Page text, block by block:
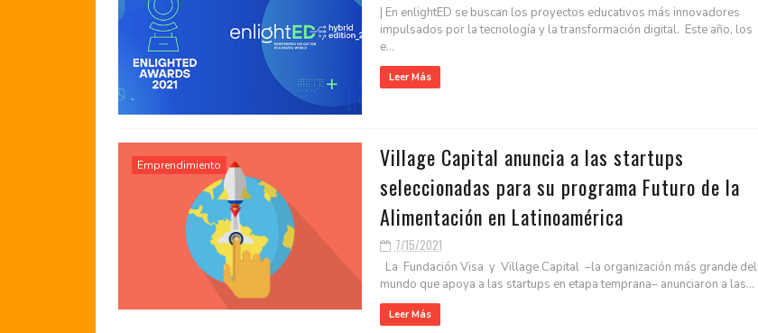
| En enlightED se buscan los proyectos educativos más innovadores
impulsados por la tecnología y la transformación digital. Este año, los
e...
Leer Más
Emprendimiento
Village Capital anuncia a las startups
seleccionadas para su programa Futuro de la
Alimentación en Latinoamérica
7/15/2021
La Fundación Visa y Village Capital –la organización más grande del
mundo que apoya a las startups en etapa temprana– anunciaron a las...
Leer Más